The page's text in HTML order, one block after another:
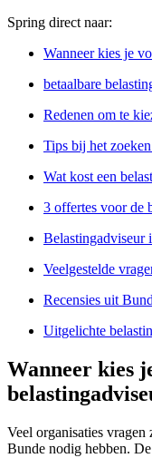
Spring direct naar:
Wanneer kies je
betaalbare
Redenen om te
Tips bij het
Wat kost een
3 offertes voor de
Belastingadviseur
Veelgestelde
Recensies uit
Uitgelichte
Wanneer kies
Veel organisaties
Bunde nodig hebben.